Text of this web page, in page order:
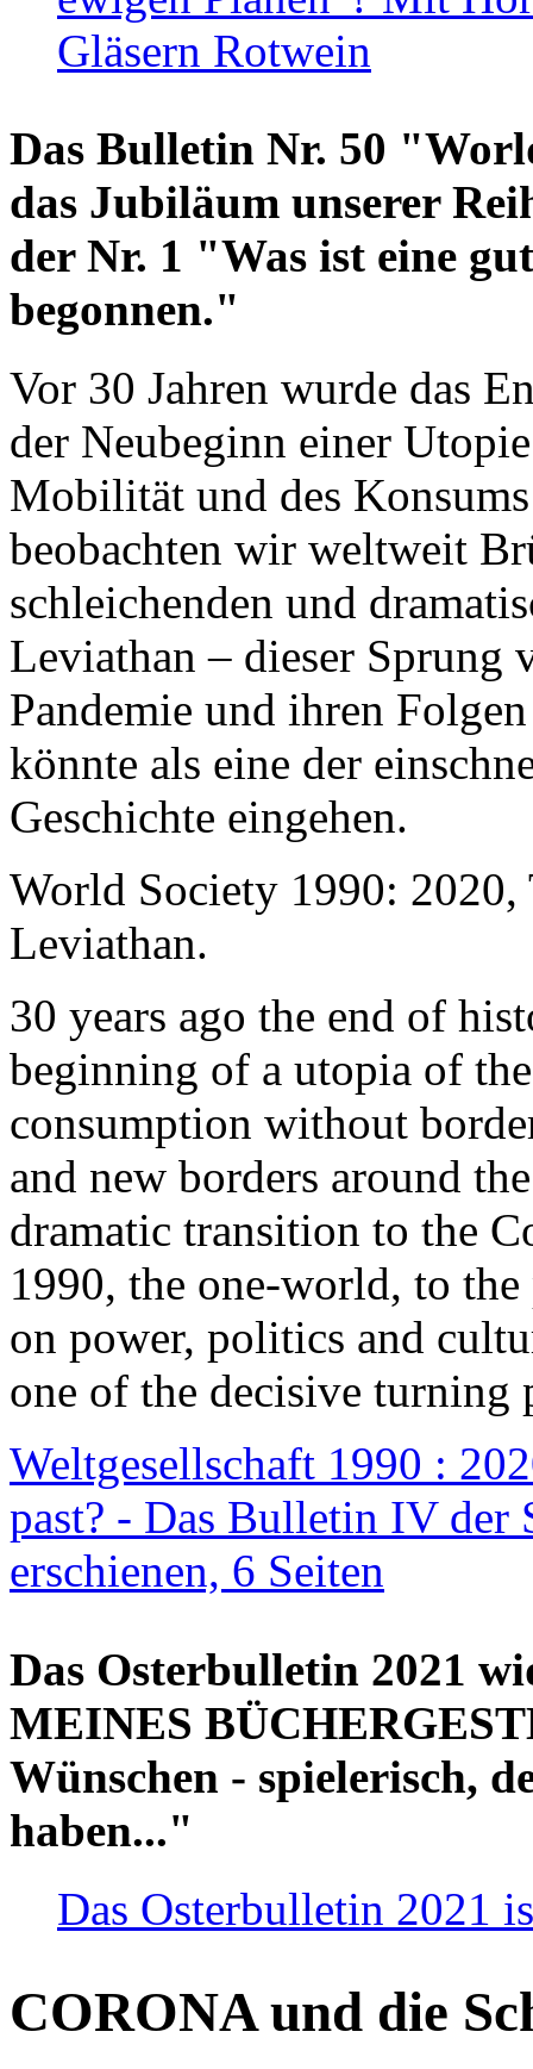
Gläsern Rotwein
Das Bulletin Nr. 50
das Jubiläum unserer
der Nr. 1 "Was ist eine
begonnen."
Vor 30 Jahren wurde das
der Neubeginn einer
Mobilität und des
beobachten wir weltweit
schleichenden und
Leviathan – dieser Sprung
Pandemie und ihren
könnte als eine der
Geschichte eingehen.
World Society 1990: 2020,
Leviathan.
30 years ago the end of
beginning of a utopia of
consumption without
and new borders around
dramatic transition to the
1990, the one-world, to the
on power, politics and
one of the decisive turning
Weltgesellschaft 1990 :
past? - Das Bulletin IV der
erschienen, 6 Seiten
Das Osterbulletin 2021
MEINES
Wünschen - spielerisch,
haben..."
Das Osterbulletin 2021
CORONA und die